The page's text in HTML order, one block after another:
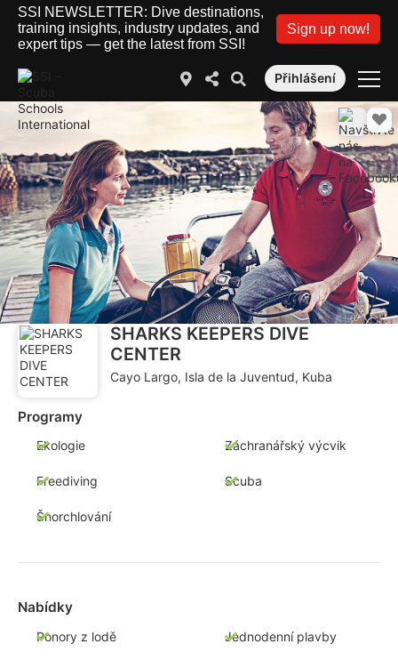
SSI NEWSLETTER: Dive destinations,
training insights, industry updates, and
expert tips — get the latest from SSI!
Sign up now!
Přihlášení
SHARKS KEEPERS DIVE
CENTER
Cayo Largo, Isla de la Juventud, Kuba
Programy
Ekologie Záchranářský výcvik
Freediving Scuba
Šnorchlování
Nabídky
Ponory z lodě Jednodenní plavby